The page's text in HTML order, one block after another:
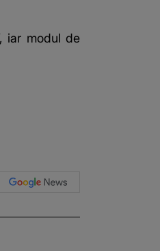
iar modul de